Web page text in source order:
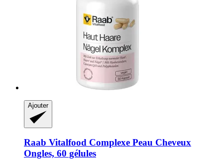
Ajouter
Raab Vitalfood Complexe Peau Cheveux
Ongles, 60 gélules